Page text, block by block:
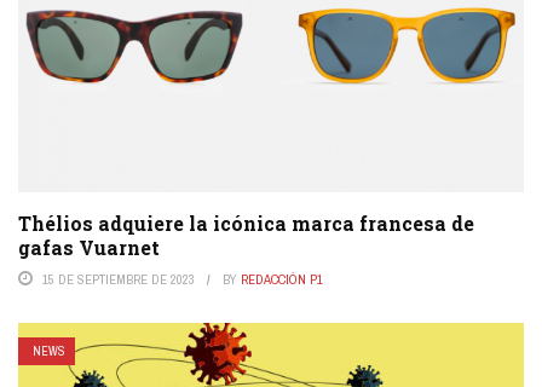
Thélios adquiere la icónica marca francesa de
gafas Vuarnet
15 DE SEPTIEMBRE DE 2023 BY REDACCIÓN P1
NEWS